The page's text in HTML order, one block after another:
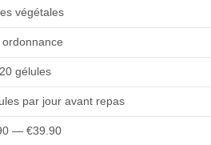
végétales
ordonnance
gélules
par jour avant repas
— €39.90